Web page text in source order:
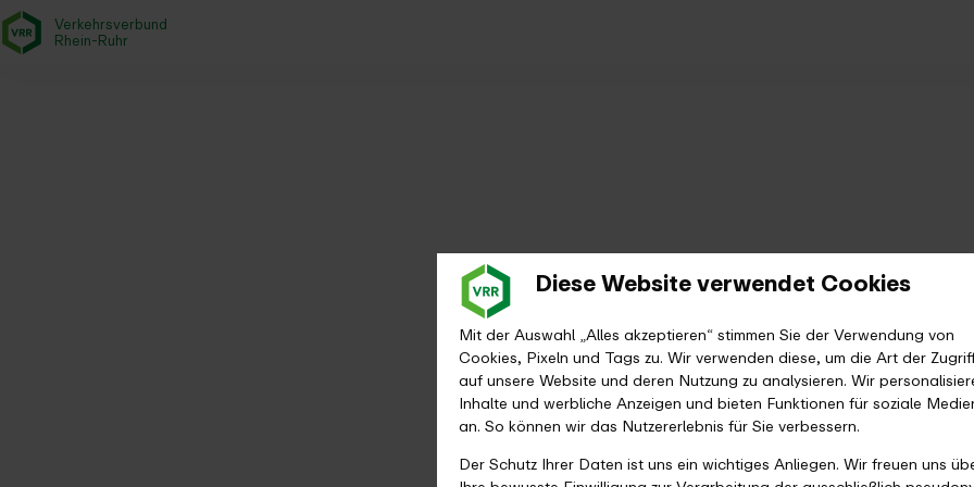
Diese Website verwendet Cookies
Mit der Auswahl „Alles akzeptieren“ stimmen Sie der Verwendung von
Cookies, Pixeln und Tags zu. Wir verwenden diese, um die Art der
auf unsere Website und deren Nutzung zu analysieren. Wir
Inhalte und werbliche Anzeigen und bieten Funktionen für soziale
an. So können wir das Nutzererlebnis für Sie verbessern.
Der Schutz Ihrer Daten ist uns ein wichtiges Anliegen. Wir freuen uns
Verkehrsverbund
Rhein-Ruhr